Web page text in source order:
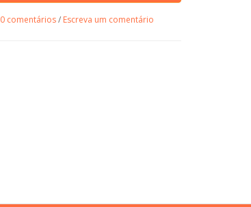
0 comentários/ Escreva um comentário